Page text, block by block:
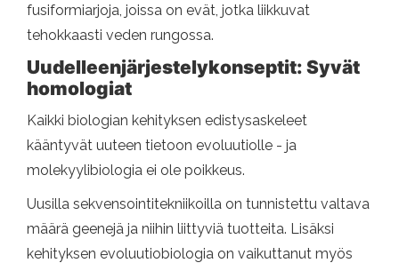
fusiformiarjoja, joissa on evät, jotka liikkuvat
tehokkaasti veden rungossa.
Uudelleenjärjestelykonseptit: Syvät
homologiat
Kaikki biologian kehityksen edistysaskeleet
kääntyvät uuteen tietoon evoluutiolle - ja
molekyylibiologia ei ole poikkeus.
Uusilla sekvensointitekniikoilla on tunnistettu valtava
määrä geenejä ja niihin liittyviä tuotteita. Lisäksi
kehityksen evoluutiobiologia on vaikuttanut myös